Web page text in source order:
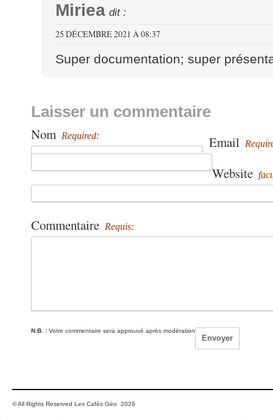
Miriea dit :
25 DÉCEMBRE 2021 À 08:37
Super documentation; super
Laisser un commentaire
Nom Required: Email
Website
Commentaire Requis:
N.B. : Votre commentaire sera approuvé après modération
© All Rights Reserved Les Cafés Géo 2026